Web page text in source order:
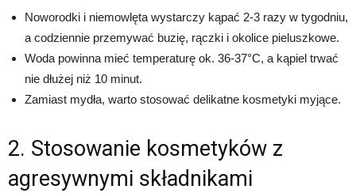
Noworodki i niemowlęta wystarczy kąpać 2-3 razy w tygodniu,
a codziennie przemywać buzię, rączki i okolice pieluszkowe.
Woda powinna mieć temperaturę ok. 36-37°C, a kąpiel trwać
nie dłużej niż 10 minut.
Zamiast mydła, warto stosować delikatne kosmetyki myjące.
2. Stosowanie kosmetyków z
agresywnymi składnikami